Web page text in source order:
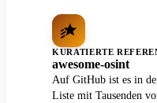
KURATIERTE
awesome-osint
Auf GitHub ist es in
Liste mit Tausenden